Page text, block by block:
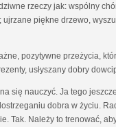
rzeczy jak: wspólny
piękne drzewo,
pozytywne przeżycia,
usłyszany dobry
się nauczyć. Ja tego
dobra w życiu.
Tak. Należy to trenować,